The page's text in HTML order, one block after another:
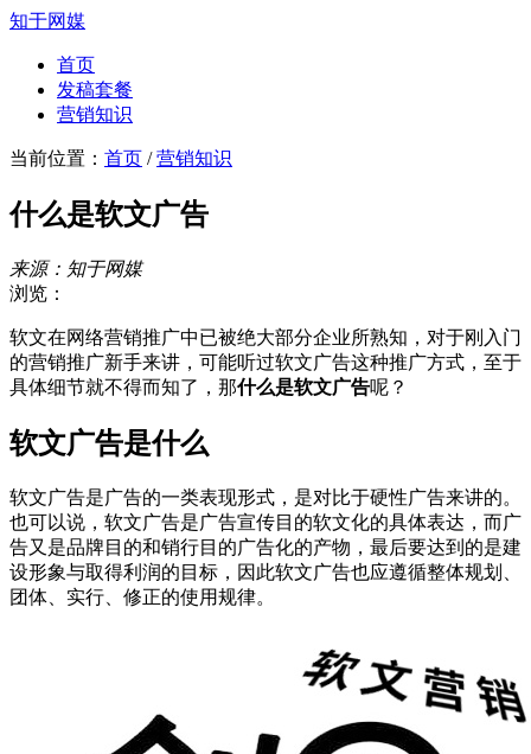
知于网媒
首页
发稿套餐
营销知识
当前位置： 首页 /营销知识
什么是软文广告
来源：知于网媒
浏览：
软文在网络营销推广中已被绝大部分企业所熟知，对于刚入门
的营销推广新手来讲，可能听过软文广告这种推广方式，至于
具体细节就不得而知了，那什么是软文广告呢？
软文广告是什么
软文广告是广告的一类表现形式，是对比于硬性广告来讲的。
也可以说，软文广告是广告宣传目的软文化的具体表达，而广
告又是品牌目的和销行目的广告化的产物，最后要达到的是建
设形象与取得利润的目标，因此软文广告也应遵循整体规划、
团体、实行、修正的使用规律。